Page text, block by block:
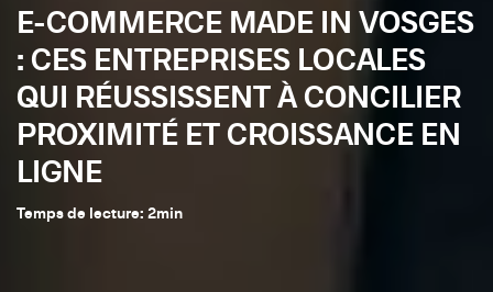
E-COMMERCE MADE IN VOSGES
: CES ENTREPRISES LOCALES
QUI RÉUSSISSENT À CONCILIER
PROXIMITÉ ET CROISSANCE EN
LIGNE
Temps de lecture: 2min